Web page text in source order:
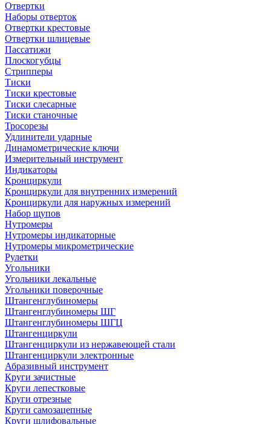
Отвертки
Наборы отверток
Отвертки крестовые
Отвертки шлицевые
Пассатижи
Плоскогубцы
Стрипперы
Тиски
Тиски крестовые
Тиски слесарные
Тиски станочные
Тросорезы
Удлинители ударные
Динамометрические ключи
Измерительный инструмент
Индикаторы
Кронциркули
Кронциркули для внутренних измерений
Кронциркули для наружных измерений
Набор щупов
Нутромеры
Нутромеры индикаторные
Нутромеры микрометрические
Рулетки
Угольники
Угольники лекальные
Угольники поверочные
Штангенглубиномеры
Штангенглубиномеры ШГ
Штангенглубиномеры ШГЦ
Штангенциркули
Штангенциркули из нержавеющей стали
Штангенциркули электронные
Абразивный инструмент
Круги зачистные
Круги лепестковые
Круги отрезные
Круги самозацепные
Круги шлифовальные